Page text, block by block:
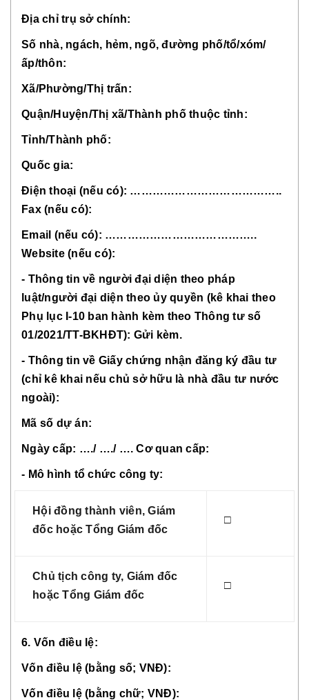
Địa chỉ trụ sở chính:
Số nhà, ngách, hẻm, ngõ, đường phố/tổ/xóm/
ấp/thôn:
Xã/Phường/Thị trấn:
Quận/Huyện/Thị xã/Thành phố thuộc tỉnh:
Tỉnh/Thành phố:
Quốc gia:
Điện thoại (nếu có): …………………………………..
Fax (nếu có):
Email (nếu có): …………………………………..
Website (nếu có):
- Thông tin về người đại diện theo pháp
luật/người đại diện theo ủy quyền (kê khai theo
Phụ lục I-10 ban hành kèm theo Thông tư số
01/2021/TT-BKHĐT): Gửi kèm.
- Thông tin về Giấy chứng nhận đăng ký đầu tư
(chỉ kê khai nếu chủ sở hữu là nhà đầu tư nước
ngoài):
Mã số dự án:
Ngày cấp: …./ …./ …. Cơ quan cấp:
- Mô hình tổ chức công ty:
Hội đồng thành viên, Giám
đốc hoặc Tổng Giám đốc
□
Chủ tịch công ty, Giám đốc
hoặc Tổng Giám đốc
□
6. Vốn điều lệ:
Vốn điều lệ (bằng số; VNĐ):
Vốn điều lệ (bằng chữ; VNĐ):